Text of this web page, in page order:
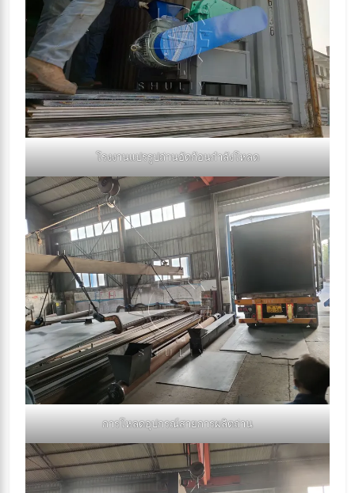
โรงงานแปรรูปถ่านอัดก้อนกำลังโหลด
การโหลดอุปกรณ์สายการผลิตถ่าน